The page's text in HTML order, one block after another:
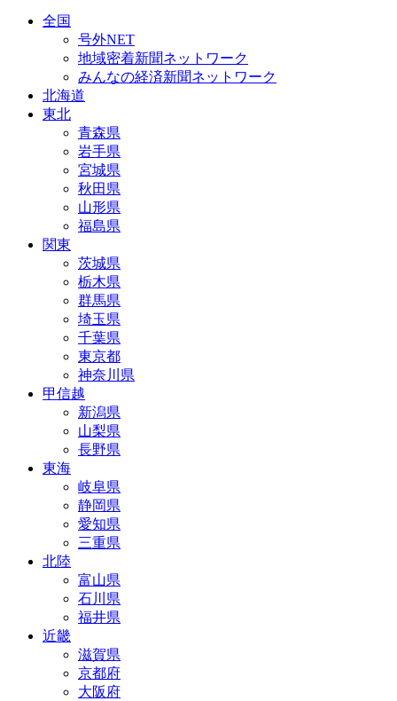
全国
号外NET
地域密着新聞ネットワーク
みんなの経済新聞ネットワーク
北海道
東北
青森県
岩手県
宮城県
秋田県
山形県
福島県
関東
茨城県
栃木県
群馬県
埼玉県
千葉県
東京都
神奈川県
甲信越
新潟県
山梨県
長野県
東海
岐阜県
静岡県
愛知県
三重県
北陸
富山県
石川県
福井県
近畿
滋賀県
京都府
大阪府